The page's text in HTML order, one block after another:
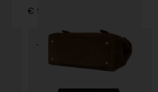
€ 950,00